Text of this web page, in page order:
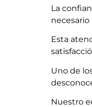
La
necesario
Esta
Uno de
Nuestro